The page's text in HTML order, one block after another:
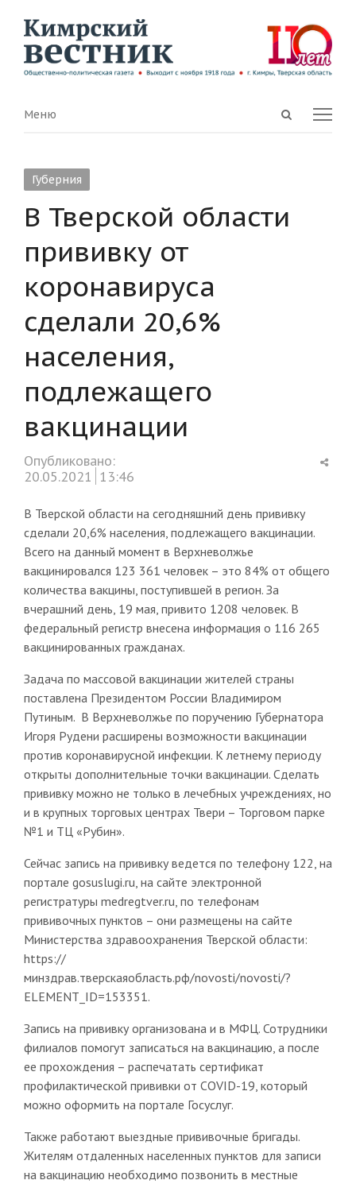
Open
Menu
Меню
Губерния
В Тверской области
прививку от
коронавируса
сделали 20,6%
населения,
подлежащего
вакцинации
Опубликовано:
20.05.2021 13:46
В Тверской области на сегодняшний день прививку
сделали 20,6% населения, подлежащего вакцинации.
Всего на данный момент в Верхневолжье
вакцинировался 123 361 человек – это 84% от общего
количества вакцины, поступившей в регион. За
вчерашний день, 19 мая, привито 1208 человек. В
федеральный регистр внесена информация о 116 265
вакцинированных гражданах.
Задача по массовой вакцинации жителей страны
поставлена Президентом России Владимиром
Путиным. В Верхневолжье по поручению Губернатора
Игоря Рудени расширены возможности вакцинации
против коронавирусной инфекции. К летнему периоду
открыты дополнительные точки вакцинации. Сделать
прививку можно не только в лечебных учреждениях, но
и в крупных торговых центрах Твери – Торговом парке
№1 и ТЦ «Рубин».
Сейчас запись на прививку ведется по телефону 122, на
портале gosuslugi.ru, на сайте электронной
регистратуры medregtver.ru, по телефонам
прививочных пунктов – они размещены на сайте
Министерства здравоохранения Тверской области:
https://
минздрав.тверскаяобласть.рф/novosti/novosti/?
ELEMENT_ID=153351.
Запись на прививку организована и в МФЦ. Сотрудники
филиалов помогут записаться на вакцинацию, а после
ее прохождения – распечатать сертификат
профилактической прививки от COVID-19, который
можно оформить на портале Госуслуг.
Также работают выездные прививочные бригады.
Жителям отдаленных населенных пунктов для записи
на вакцинацию необходимо позвонить в местные